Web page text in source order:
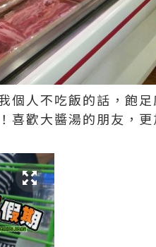
個人不吃飯的話，飽
喜歡大醬湯的朋友，